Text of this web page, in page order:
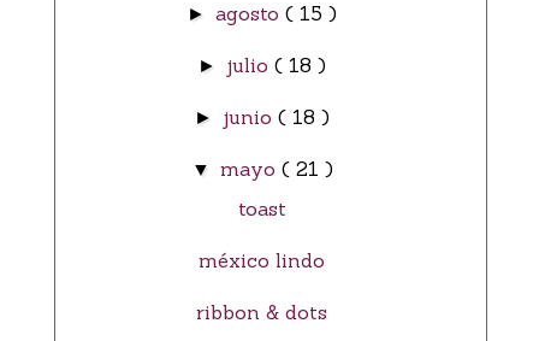
► agosto ( 15 )
► julio ( 18 )
► junio ( 18 )
▼ mayo ( 21 )
toast
méxico lindo
ribbon & dots